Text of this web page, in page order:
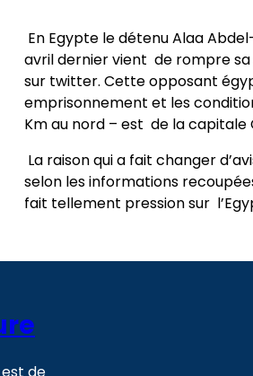
En Egypte le détenu Alaa
avril dernier vient de rompre sa
sur twitter. Cette opposant
emprisonnement et les
Km au nord – est de la capitale
La raison qui a fait changer
selon les informations
fait tellement pression sur